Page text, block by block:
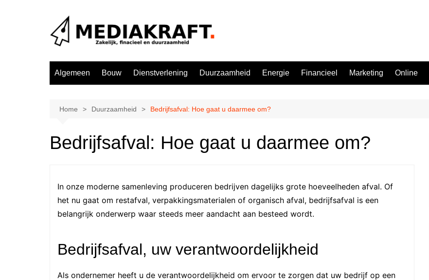
Algemeen Bouw Dienstverlening Duurzaamheid Energie Financieel Marketing Online
Home Duurzaamheid Bedrijfsafval: Hoe gaat u daarmee om?
Bedrijfsafval: Hoe gaat u daarmee om?
In onze moderne samenleving produceren bedrijven dagelijks grote hoeveelheden afval. Of
het nu gaat om restafval, verpakkingsmaterialen of organisch afval, bedrijfsafval is een
belangrijk onderwerp waar steeds meer aandacht aan besteed wordt.
Bedrijfsafval, uw verantwoordelijkheid
Als ondernemer heeft u de verantwoordelijkheid om ervoor te zorgen dat uw bedrijf op een